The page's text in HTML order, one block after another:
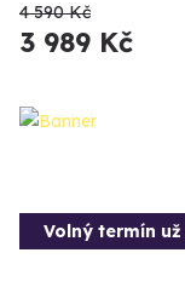
4 590 Kč
3 989 Kč
Volný termín už